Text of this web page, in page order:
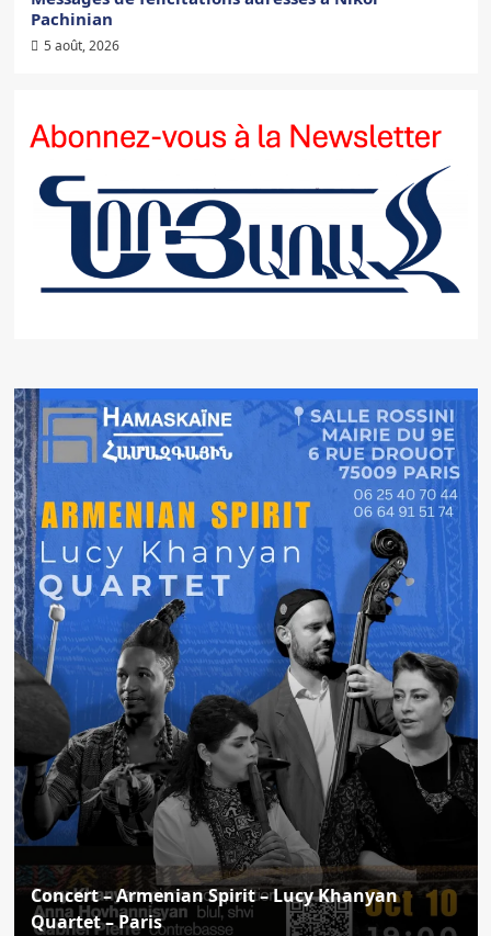
Pachinian
5 août, 2026
Concert – Armenian Spirit – Lucy Khanyan
Quartet – Paris